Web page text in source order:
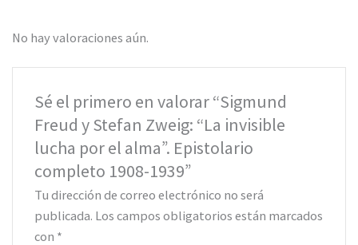
No hay valoraciones aún.
Sé el primero en valorar “Sigmund
Freud y Stefan Zweig: “La invisible
lucha por el alma”. Epistolario
completo 1908-1939”
Tu dirección de correo electrónico no será
publicada. Los campos obligatorios están marcados
con *